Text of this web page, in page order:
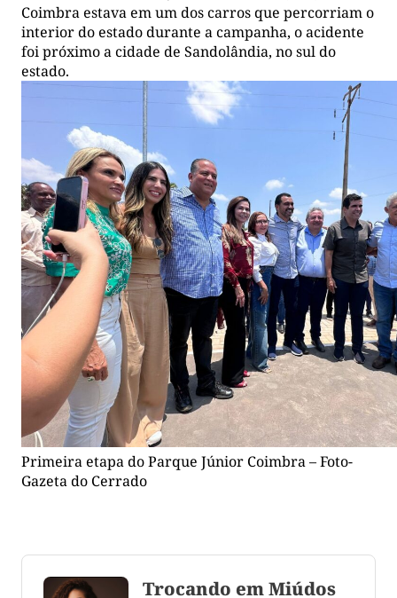
Coimbra estava em um dos carros que percorriam o
interior do estado durante a campanha, o acidente
foi próximo a cidade de Sandolândia, no sul do
estado.
Primeira etapa do Parque Júnior Coimbra – Foto-
Gazeta do Cerrado
Trocando em Miúdos